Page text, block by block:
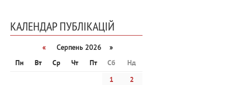
КАЛЕНДАР ПУБЛІКАЦІЙ
«
Серпень 2026 »
Пн
Вт Ср Чт Пт Сб
Нд
1
2